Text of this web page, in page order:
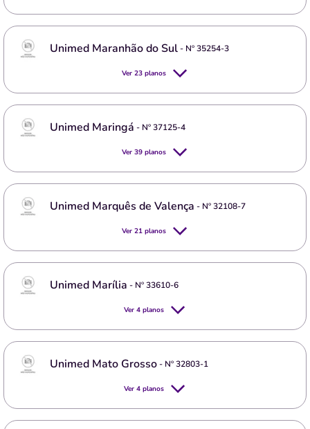
Unimed Maranhão do Sul- Nº35254-3
Ver 23 planos
Unimed Maringá - Nº37125-4
Ver 39 planos
Unimed Marquês de Valença - Nº32108-7
Ver 21 planos
Unimed Marília - Nº33610-6
Ver 4 planos
Unimed Mato Grosso- Nº32803-1
Ver 4 planos